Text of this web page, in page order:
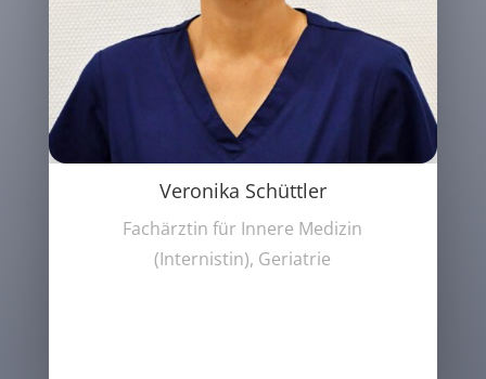
Veronika Schüttler
Fachärztin für Innere Medizin
(Internistin), Geriatrie